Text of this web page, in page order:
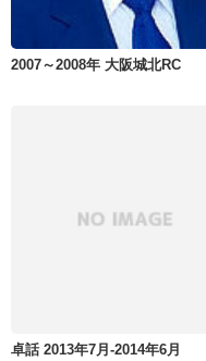
2007～2008年 大阪城北RC
卓話 2013年7月-2014年6月